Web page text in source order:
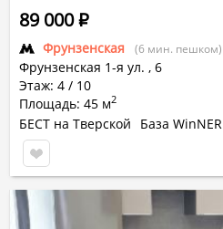
Фрунзенская (6 мин. пешком)
Фрунзенская 1-я ул. , 6
Этаж: 4 / 10
Площадь: 45 м2
89 000Р
БЕСТ на Тверской
База WinNER